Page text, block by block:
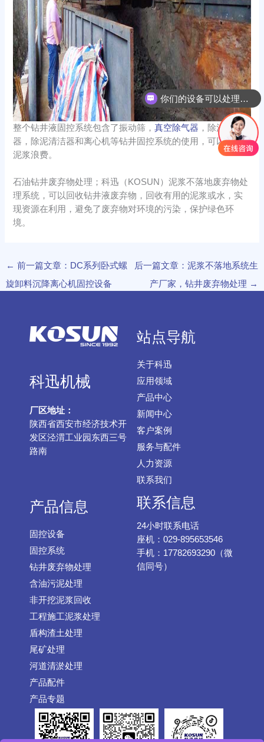
整个钻井液固控系统包含了振动筛，真空除气器 ，除沙清洁
器，除泥清洁器和离心机等钻井固控系统的使用，可以减少
泥浆浪费。
石油钻井废弃物处理；科迅（KOSUN）泥浆不落地废弃物处
理系统，可以回收钻井液废弃物，回收有用的泥浆或水，实
现资源在利用，避免了废弃物对环境的污染，保护绿色环
境。
← 前一篇文章：DC系列卧式螺
旋卸料沉降离心机固控设备
后一篇文章：泥浆不落地系统生
产厂家，钻井废弃物处理 →
科迅机械
厂区地址：
陕西省西安市经济技术开
发区泾渭工业园东西三号
路南
站点导航
关于科迅
应用领域
产品中心
新闻中心
客户案例
服务与配件
人力资源
联系我们
产品信息
固控设备
固控系统
钻井废弃物处理
含油污泥处理
非开挖泥浆回收
工程施工泥浆处理
盾构渣土处理
尾矿处理
河道清淤处理
产品配件
产品专题
联系信息
24小时联系电话
座机：029-895653546
手机：17782693290（微
信同号）